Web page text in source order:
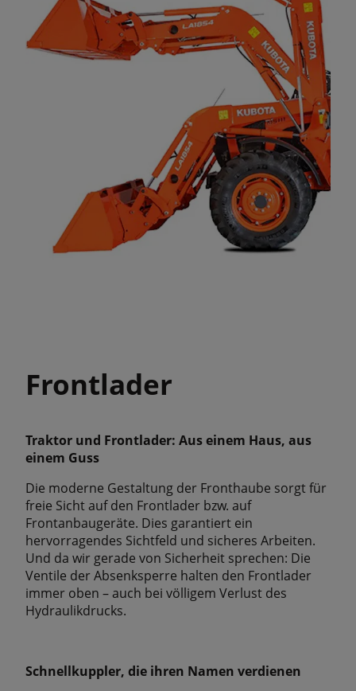
Frontlader
Traktor und Frontlader: Aus einem Haus, aus
einem Guss
Die moderne Gestaltung der Fronthaube sorgt für
freie Sicht auf den Frontlader bzw. auf
Frontanbaugeräte. Dies garantiert ein
hervorragendes Sichtfeld und sicheres Arbeiten.
Und da wir gerade von Sicherheit sprechen: Die
Ventile der Absenksperre halten den Frontlader
immer oben – auch bei völligem Verlust des
Hydraulikdrucks.
Schnellkuppler, die ihren Namen verdienen